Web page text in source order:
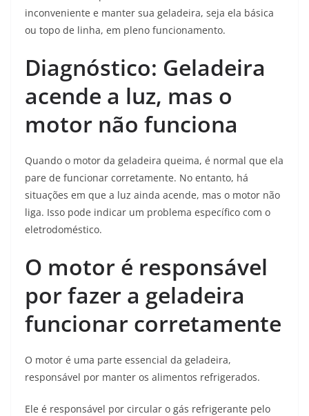
inconveniente e manter sua geladeira, seja ela básica
ou topo de linha, em pleno funcionamento.
Diagnóstico: Geladeira
acende a luz, mas o
motor não funciona
Quando o motor da geladeira queima, é normal que ela
pare de funcionar corretamente. No entanto, há
situações em que a luz ainda acende, mas o motor não
liga. Isso pode indicar um problema específico com o
eletrodoméstico.
O motor é responsável
por fazer a geladeira
funcionar corretamente
O motor é uma parte essencial da geladeira,
responsável por manter os alimentos refrigerados.
Ele é responsável por circular o gás refrigerante pelo